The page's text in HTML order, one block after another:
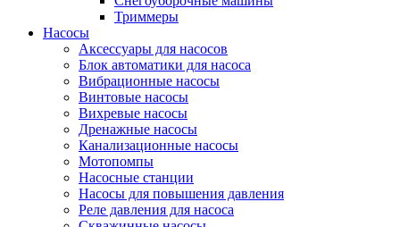
Триммеры
Насосы
Аксессуары для насосов
Блок автоматики для насоса
Вибрационные насосы
Винтовые насосы
Вихревые насосы
Дренажные насосы
Канализационные насосы
Мотопомпы
Насосные станции
Насосы для повышения давления
Реле давления для насоса